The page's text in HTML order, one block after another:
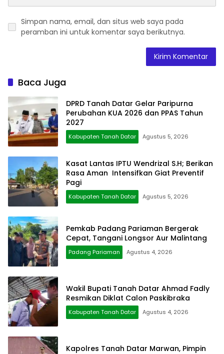
Simpan nama, email, dan situs web saya pada
peramban ini untuk komentar saya berikutnya.
Baca Juga
DPRD Tanah Datar Gelar Paripurna
Perubahan KUA 2026 dan PPAS Tahun
2027
Kabupaten Tanah Datar Agustus 5, 2026
Kasat Lantas IPTU Wendrizal S.H; Berikan
Rasa Aman Intensifkan Giat Preventif
Pagi
Kabupaten Tanah Datar Agustus 5, 2026
Pemkab Padang Pariaman Bergerak
Cepat, Tangani Longsor Aur Malintang
Padang Pariaman Agustus 4, 2026
Wakil Bupati Tanah Datar Ahmad Fadly
Resmikan Diklat Calon Paskibraka
Kabupaten Tanah Datar Agustus 4, 2026
Kapolres Tanah Datar Marwan, Pimpin